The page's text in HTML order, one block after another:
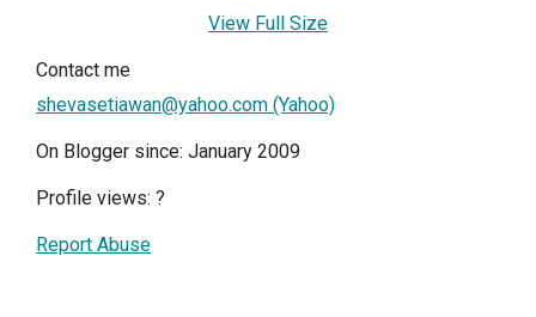
View Full Size
Contact me
shevasetiawan@yahoo.com (Yahoo)
On Blogger since: January 2009
Profile views: ?
Report Abuse